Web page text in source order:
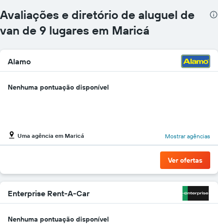
Avaliações e diretório de aluguel de
van de 9 lugares em Maricá
Alamo
Nenhuma pontuação disponível
Uma agência em Maricá Mostrar agências
Ver ofertas
Enterprise Rent-A-Car
Nenhuma pontuação disponível